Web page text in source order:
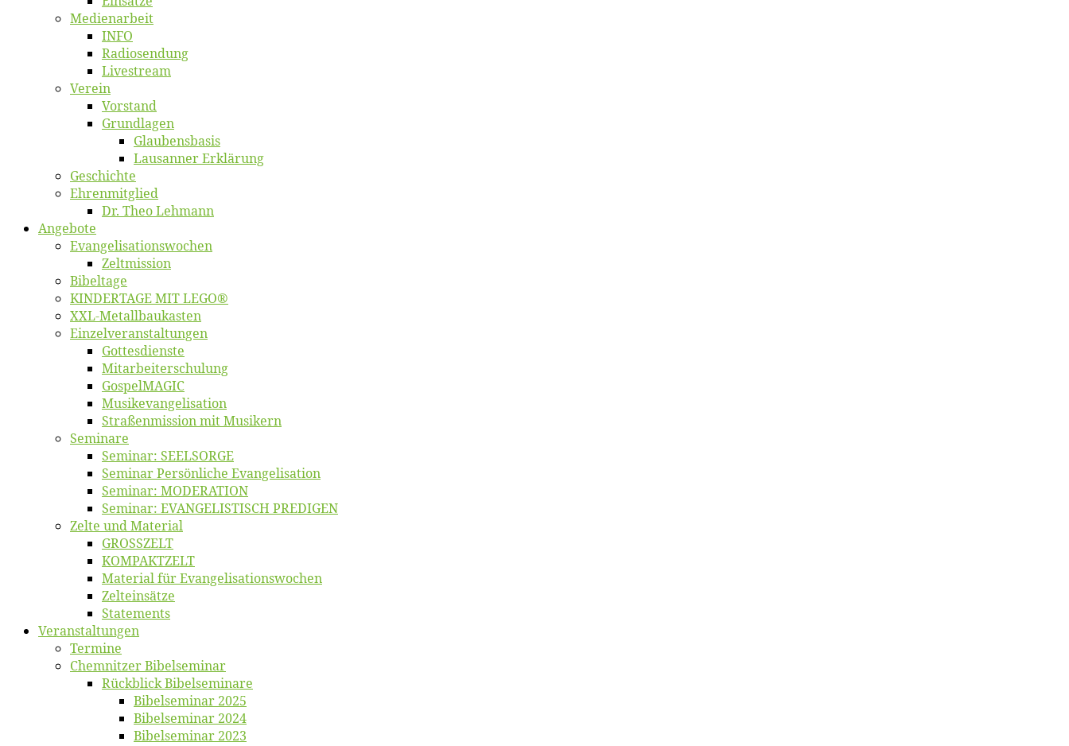
Me­di­en­ar­beit
INFO
Ra­dio­sen­dung
Live­stream
Ver­ein
Vor­stand
Grund­la­gen
Glaubens­ba­sis
Lausan­ner Erklärung
Ge­schich­te
Eh­ren­mit­glied
Dr. Theo Lehmann
An­ge­bo­te
Evangelisa­tions­wo­chen
Zelt­mis­si­on
Bi­bel­ta­ge
KINDERTAGE MIT LEGO®
XXL-Me­­tal­l­­bau­­kas­­ten
Einzelver­an­stal­tungen
Got­tes­diens­te
Mitarbeiter­schulung
Gos­pel­MA­GIC
Musikevan­ge­li­sa­tion
Straßenmis­sion mit Musikern
Se­mi­na­re
Se­mi­nar: SEELSORGE
Se­mi­nar Per­sön­li­che Evangelisation
Se­mi­nar: MODERATION
Se­mi­nar: EVANGELISTISCH PREDIGEN
Zel­te und Material
GROSSZELT
KOMPAKTZELT
Ma­te­ri­al für Evangelisationswochen
Zelt­ein­sät­ze
State­ments
Ver­an­stal­tun­gen
Ter­mi­ne
Chemnit­zer Bibelseminar
Rück­blick Bibelseminare
Bi­bel­se­mi­nar 2025
Bi­bel­se­mi­nar 2024
Bi­bel­se­mi­nar 2023